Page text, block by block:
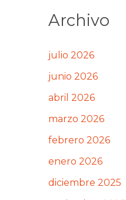
Archivo
julio 2026
junio 2026
abril 2026
marzo 2026
febrero 2026
enero 2026
diciembre 2025